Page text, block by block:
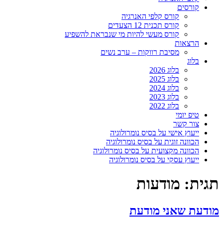
קורסים
קורס קלפי האנרגיה
קורס תכנית 12 הצעדים
קורס מעשי להיות מי שנבראת להשפיע
הרצאות
מסיבת רווקות – ערב נשים
בלוג
בלוג 2026
בלוג 2025
בלוג 2024
בלוג 2023
בלוג 2022
טיפ יומי
צור קשר
ייעוץ אישי על בסיס נומרולוגיה
הכוונה זוגית על בסיס נומרולוגיה
הכוונה מקצועית על בסיס נומרולוגיה
ייעוץ עסקי על בסיס נומרולוגיה
תגית: מודעות
מודעת שאני מודעת